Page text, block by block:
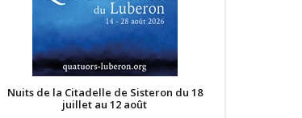
Nuits de la Citadelle de Sisteron du 18
juillet au 12 août